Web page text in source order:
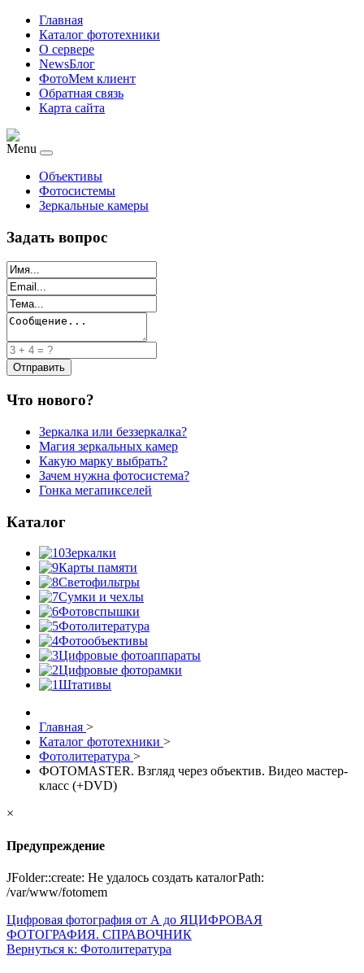
Главная
Каталог фототехники
О сервере
NewsБлог
ФотоМем клиент
Обратная связь
Карта сайта
Menu
Объективы
Фотосистемы
Зеркальные камеры
Задать вопрос
Что нового?
Зеркалка или беззеркалка?
Магия зеркальных камер
Какую марку выбрать?
Зачем нужна фотосистема?
Гонка мегапикселей
Каталог
Зеркалки
Карты памяти
Светофильтры
Сумки и чехлы
Фотовспышки
Фотолитература
Фотообъективы
Цифровые фотоаппараты
Цифровые фоторамки
Штативы
Главная >
Каталог фототехники >
Фотолитература >
ФОТОMASTER. Взгляд через объектив. Видео мастер-
класс (+DVD)
×
Предупреждение
JFolder::create: Не удалось создать каталогPath:
/var/www/fotomem
Цифровая фотография от А до ЯЦИФРОВАЯ
ФОТОГРАФИЯ. СПРАВОЧНИК
Вернуться к: Фотолитература